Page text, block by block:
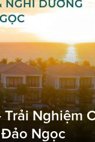
Nghiệm
Ngọc